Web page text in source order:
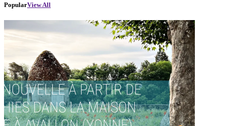
PopularView All